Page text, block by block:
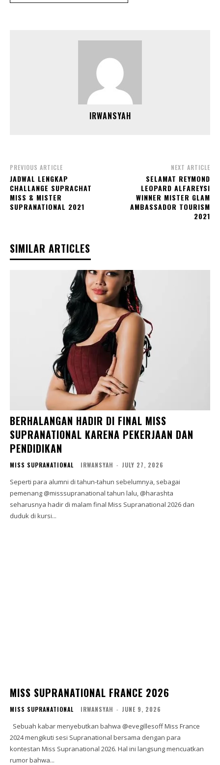
IRWANSYAH
PREVIOUS ARTICLE
JADWAL LENGKAP
CHALLANGE SUPRACHAT
MISS & MISTER
SUPRANATIONAL 2021
NEXT ARTICLE
SELAMAT REYMOND
LEOPARD ALFAREYSI
WINNER MISTER GLAM
AMBASSADOR TOURISM
2021
SIMILAR ARTICLES
BERHALANGAN HADIR DI FINAL MISS
SUPRANATIONAL KARENA PEKERJAAN DAN
PENDIDIKAN
MISS SUPRANATIONAL IRWANSYAH - JULY 27, 2026
Seperti para alumni di tahun-tahun sebelumnya, sebagai
pemenang @misssupranational tahun lalu, @harashta
seharusnya hadir di malam final Miss Supranational 2026 dan
duduk di kursi...
MISS SUPRANATIONAL FRANCE 2026
MISS SUPRANATIONAL IRWANSYAH - JUNE 9, 2026
2024 mengikuti sesi Supranational bersama dengan para
kontestan Miss Supranational 2026. Hal ini langsung mencuatkan
rumor bahwa...